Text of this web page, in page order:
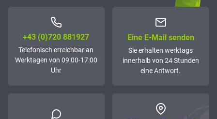
+43 (0)72­0 881927
Telefonisch erreichbar an
Werktagen von 09:00-17:00
Uhr
Eine E-Mail senden
Sie erhalten werktags
innerhalb von 24 Stunden
eine Antwort.